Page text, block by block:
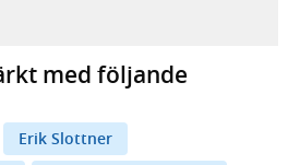
e-postklient,
med följande
Erik Slottner